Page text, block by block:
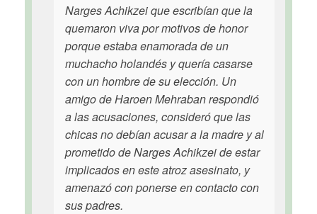
Narges Achikzei que escribían que la
quemaron viva por motivos de honor
porque estaba enamorada de un
muchacho holandés y quería casarse
con un hombre de su elección. Un
amigo de Haroen Mehraban respondió
a las acusaciones, consideró que las
chicas no debían acusar a la madre y al
prometido de Narges Achikzei de estar
implicados en este atroz asesinato, y
amenazó con ponerse en contacto con
sus padres.